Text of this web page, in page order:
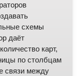
схемы
даёт
карт,
по столбцам
связи между